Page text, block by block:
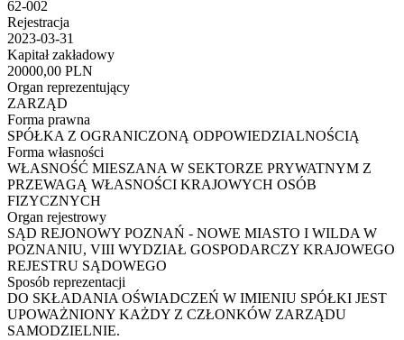
62-002
Rejestracja
2023-03-31
Kapitał zakładowy
20000,00 PLN
Organ reprezentujący
ZARZĄD
Forma prawna
SPÓŁKA Z OGRANICZONĄ ODPOWIEDZIALNOŚCIĄ
Forma własności
WŁASNOŚĆ MIESZANA W SEKTORZE PRYWATNYM Z
PRZEWAGĄ WŁASNOŚCI KRAJOWYCH OSÓB
FIZYCZNYCH
Organ rejestrowy
SĄD REJONOWY POZNAŃ - NOWE MIASTO I WILDA W
POZNANIU, VIII WYDZIAŁ GOSPODARCZY KRAJOWEGO
REJESTRU SĄDOWEGO
Sposób reprezentacji
DO SKŁADANIA OŚWIADCZEŃ W IMIENIU SPÓŁKI JEST
UPOWAŻNIONY KAŻDY Z CZŁONKÓW ZARZĄDU
SAMODZIELNIE.